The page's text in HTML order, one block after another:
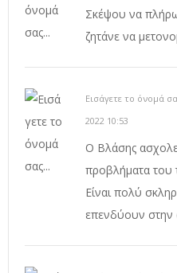
Σκέψου να
ζητάνε να
Εισάγετε το όνομά
2022 10:53
Ο Βλάσης
προβλήματα του
Είναι πολύ
επενδύουν στην